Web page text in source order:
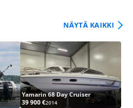
NÄYTÄ KAIKKI
Yamarin 68 Day Cruiser
39 900 €2014